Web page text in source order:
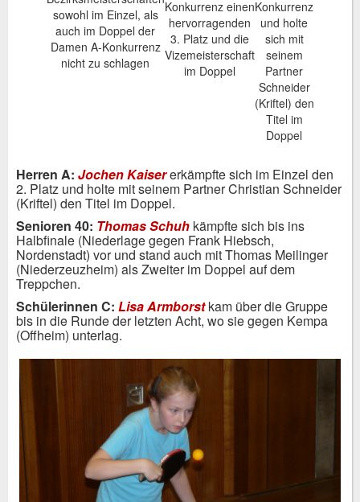
sowohl im Einzel, als
auch im Doppel der
Damen A-Konkurrenz
nicht zu schlagen
Konkurrenz einen
hervorragenden
3. Platz und die
Vizemeisterschaft
im Doppel
Konkurrenz
und holte
sich mit
seinem
Partner
Schneider
(Kriftel) den
Titel im
Doppel
Herren A: Jochen Kaisererkämpfte sich im Einzel den
2. Platz und holte mit seinem Partner Christian Schneider
(Kriftel) den Titel im Doppel.
Senioren 40: Thomas Schuh kämpfte sich bis ins
Halbfinale (Niederlage gegen Frank Hiebsch,
Nordenstadt) vor und stand auch mit Thomas Meilinger
(Niederzeuzheim) als Zweiter im Doppel auf dem
Treppchen.
Schülerinnen C: Lisa Armborstkam über die Gruppe
bis in die Runde der letzten Acht, wo sie gegen Kempa
(Offheim) unterlag.